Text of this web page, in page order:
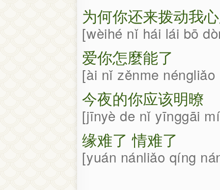
为何你还来拨动我
wèihé nǐ hái lái bō
爱你怎麼能了
ài nǐ zěnme néngliǎo
今夜的你应该明暸
jīnyè de nǐ yīnggāi
缘难了 情难了
yuán nánliǎo qíng